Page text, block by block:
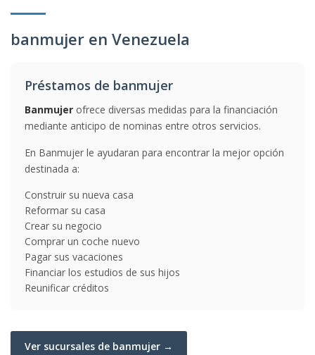
banmujer en Venezuela
Préstamos de banmujer
Banmujer ofrece diversas medidas para la financiación
mediante anticipo de nominas entre otros servicios.
En Banmujer le ayudaran para encontrar la mejor opción
destinada a:
Construir su nueva casa
Reformar su casa
Crear su negocio
Comprar un coche nuevo
Pagar sus vacaciones
Financiar los estudios de sus hijos
Reunificar créditos
Ver sucursales de banmujer →